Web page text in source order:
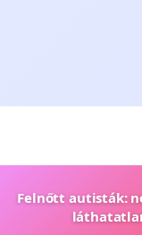
Felnőtt autisták: